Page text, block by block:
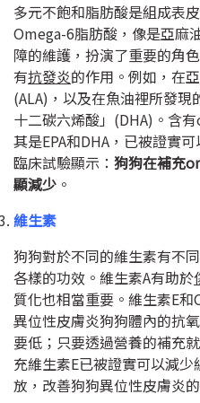
多元不飽和脂肪酸是組成表
Omega-6脂肪酸，像是亞麻
障的維護，扮演了重要的角色
有抗發炎的作用。例如，在
(ALA) ，以及在魚油裡所發現
十二碳六烯酸」 (DHA) 。含有
其是EPA和DHA ，已被證實
臨床試驗顯示： 狗狗在補充
顯減少 。
維生素
狗狗對於不同的維生素有不
各樣的功效。維生素A有助於
質化也相當重要。維生素E和
異位性皮膚炎狗狗體內的抗
要低；只要透過營養的補充
充維生素E已被證實可以減
放，改善狗狗異位性皮膚炎